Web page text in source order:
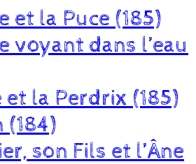
et la Puce (185)
voyant dans l’eau
et la Perdrix (185)
(184)
son Fils et l’Âne